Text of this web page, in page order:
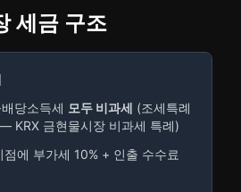
세금 구조
당소득세 모두 비과세 (조세특례
KRX 금현물시장 비과세 특례)
점에 부가세 10% + 인출 수수료